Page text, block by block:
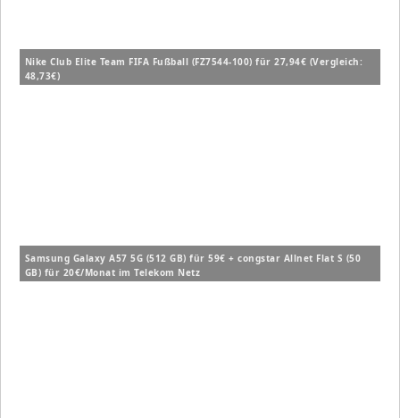
Nike Club Elite Team FIFA Fußball (FZ7544-100) für 27,94€ (Vergleich:
48,73€)
Samsung Galaxy A57 5G (512 GB) für 59€ + congstar Allnet Flat S (50
GB) für 20€/Monat im Telekom Netz